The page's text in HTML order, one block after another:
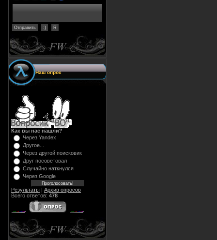
Наш опрос
Как вы нас нашли?
Через Yandex
Другое...
Через другой поисковик
Друг посоветовал
Случайно наткнулся
Через Google
Результаты | Архив опросов
Всего ответов: 478